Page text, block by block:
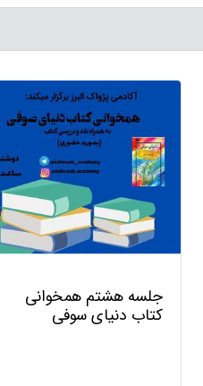
جلسه هشتم همخوانی
کتاب دنیای سوفی